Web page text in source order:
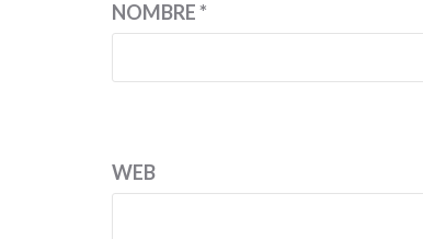
NOMBRE*
WEB